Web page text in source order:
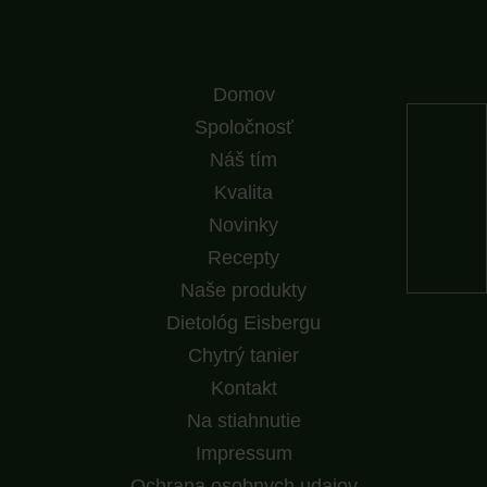
Domov
Spoločnosť
Náš tím
Kvalita
Novinky
Recepty
Naše produkty
Dietológ Eisbergu
Chytrý tanier
Kontakt
Na stiahnutie
Impressum